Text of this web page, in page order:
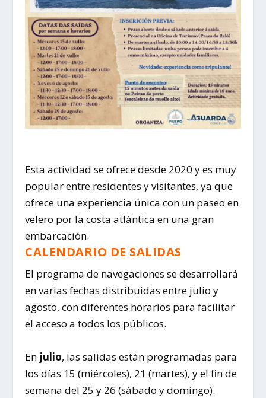
Esta actividad se ofrece desde 2020 y es muy
popular entre residentes y visitantes, ya que
ofrece una experiencia única con un paseo en
velero por la costa atlántica en una gran
embarcación.
CALENDARIO DE SALIDAS
El programa de navegaciones se desarrollará
en varias fechas distribuidas entre julio y
agosto, con diferentes horarios para facilitar
el acceso a todos los públicos.
En julio, las salidas están programadas para
los días 15 (miércoles), 21 (martes), y el fin de
semana del 25 y 26 (sábado y domingo).